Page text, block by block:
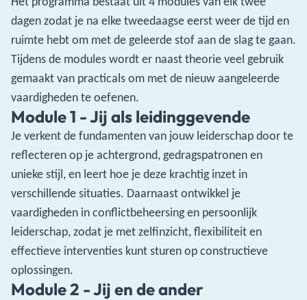
dagen zodat je na elke tweedaagse eerst weer de tijd en
ruimte hebt om met de geleerde stof aan de slag te gaan.
Tijdens de modules wordt er naast theorie veel gebruik
gemaakt van practicals om met de nieuw aangeleerde
vaardigheden te oefenen.
Module 1 - Jij als leidinggevende
Je verkent de fundamenten van jouw leiderschap door te
reflecteren op je achtergrond, gedragspatronen en
unieke stijl, en leert hoe je deze krachtig inzet in
verschillende situaties. Daarnaast ontwikkel je
vaardigheden in conflictbeheersing en persoonlijk
leiderschap, zodat je met zelfinzicht, flexibiliteit en
effectieve interventies kunt sturen op constructieve
oplossingen.
Module 2 - Jij en de ander